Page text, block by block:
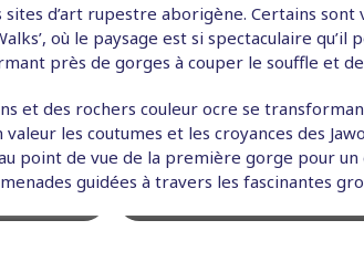
d’art rupestre aborigène. Certains sont
où le paysage est si spectaculaire
près de gorges à couper le souffle et de
et des rochers couleur ocre se
les coutumes et les croyances des
point de vue de la première gorge pour
guidées à travers les fascinantes
Black flying foxes